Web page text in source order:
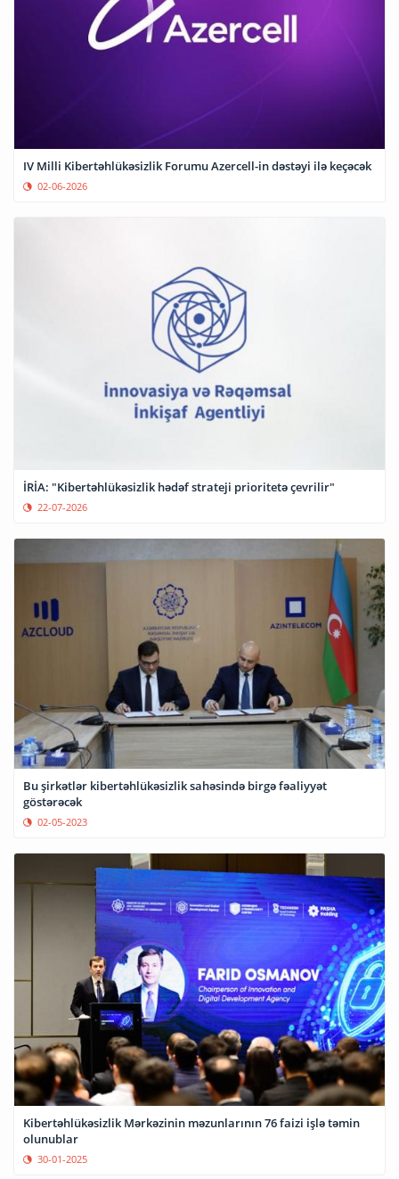
IV Milli Kibertəhlükəsizlik Forumu Azercell-in dəstəyi ilə keçəcək
02-06-2026
İRİA: "Kibertəhlükəsizlik hədəf strateji prioritetə çevrilir"
22-07-2026
Bu şirkətlər kibertəhlükəsizlik sahəsində birgə fəaliyyət
göstərəcək
02-05-2023
Kibertəhlükəsizlik Mərkəzinin məzunlarının 76 faizi işlə təmin
olunublar
30-01-2025